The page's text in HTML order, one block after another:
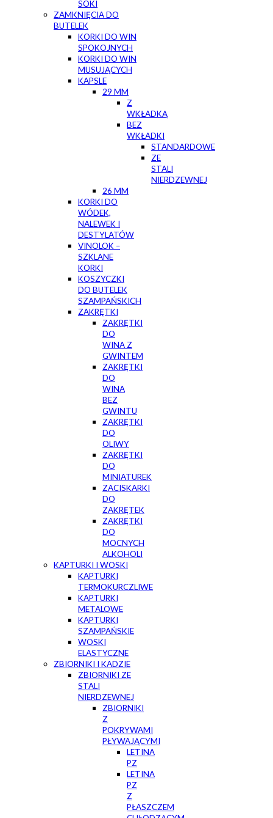
SOKI
ZAMKNIĘCIA DO
BUTELEK
KORKI DO WIN
SPOKOJNYCH
KORKI DO WIN
MUSUJĄCYCH
KAPSLE
29 MM
Z
WKŁADKĄ
BEZ
WKŁADKI
STANDARDOWE
ZE
STALI
NIERDZEWNEJ
26 MM
KORKI DO
WÓDEK,
NALEWEK I
DESTYLATÓW
VINOLOK –
SZKLANE
KORKI
KOSZYCZKI
DO BUTELEK
SZAMPAŃSKICH
ZAKRĘTKI
ZAKRĘTKI
DO
WINA Z
GWINTEM
ZAKRĘTKI
DO
WINA
BEZ
GWINTU
ZAKRĘTKI
DO
OLIWY
ZAKRĘTKI
DO
MINIATUREK
ZACISKARKI
DO
ZAKRĘTEK
ZAKRĘTKI
DO
MOCNYCH
ALKOHOLI
KAPTURKI I WOSKI
KAPTURKI
TERMOKURCZLIWE
KAPTURKI
METALOWE
KAPTURKI
SZAMPAŃSKIE
WOSKI
ELASTYCZNE
ZBIORNIKI I KADZIE
ZBIORNIKI ZE
STALI
NIERDZEWNEJ
ZBIORNIKI
Z
POKRYWAMI
PŁYWAJĄCYMI
LETINA
PZ
LETINA
PZ
Z
PŁASZCZEM